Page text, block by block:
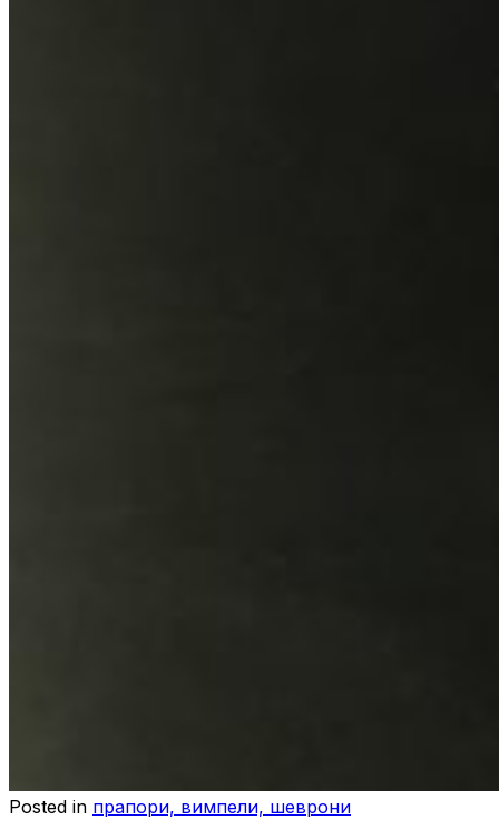
Posted in прапори, вимпели, шеврони